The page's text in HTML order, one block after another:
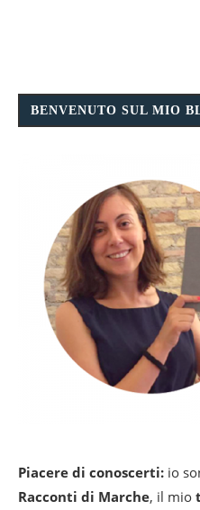
BENVENUTO SUL MIO
Piacere di conoscerti: io
Racconti di Marche, il mio